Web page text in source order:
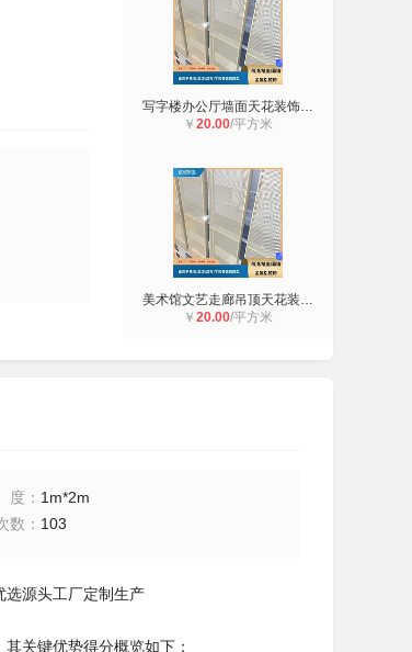
写字楼办公厅墙面天花装饰铝拉网通透
￥ 20.00/平方米
美术馆文艺走廊吊顶天花装饰铝拉网定
￥ 20.00/平方米
： 1m*2m
数 ： 103
选源头工厂定制生产
关键优势得分概览如下：